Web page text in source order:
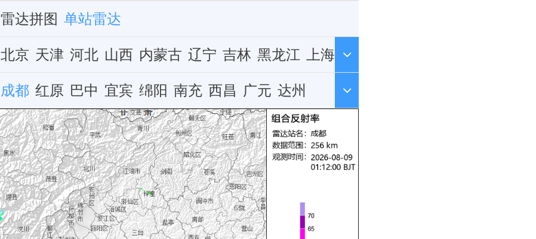
雷达拼图 单站雷达
北京 天津 河北 山西 内蒙古 辽宁 吉林 黑龙江 上海
江苏 浙江 安徽 福建 江西 山东 河南 湖北 湖南
广东 广西 海南 重庆 四川 贵州 云南 西藏 陕西
甘肃 青海 宁夏 新疆
成都 红原 巴中 宜宾 绵阳 南充 西昌 广元 达州
乐山 康定 雅安